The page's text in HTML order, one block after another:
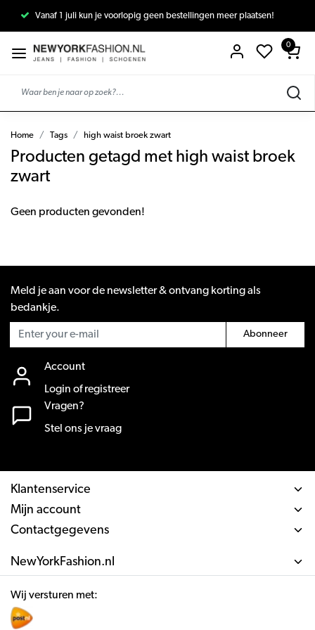
Vanaf 1 juli kun je voorlopig geen bestellingen meer plaatsen!
0
Home Tags high waist broek zwart
Producten getagd met high waist broek
zwart
Geen producten gevonden!
Meld je aan voor de newsletter & ontvang korting als
bedankje.
Abonneer
Account
Login of registreer
Vragen?
Stel ons je vraag
Klantenservice
Mijn account
Contactgegevens
NewYorkFashion.nl
Wij versturen met: